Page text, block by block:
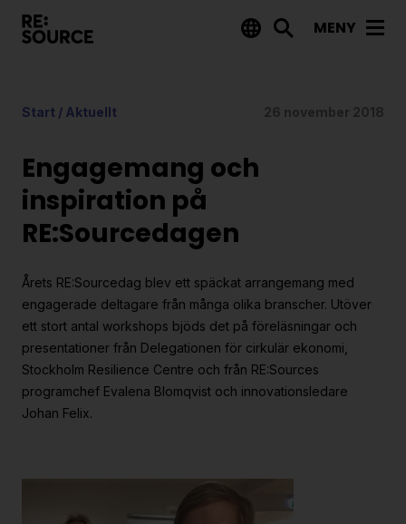
MENY
Nyheter
Tips på utlysningar
Rapporter från RE:Source
Finansiering
Utlysningar
Om RE:Source
Start / Aktuellt 26 november 2018
Engagemang och
inspiration på
RE:Sourcedagen
Årets RE:Sourcedag blev ett späckat arrangemang med
engagerade deltagare från många olika branscher. Utöver
ett stort antal workshops bjöds det på föreläsningar och
presentationer från Delegationen för cirkulär ekonomi,
Stockholm Resilience Centre och från RE:Sources
programchef Evalena Blomqvist och innovationsledare
Johan Felix.